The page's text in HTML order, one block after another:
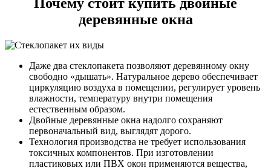
деревянные окна
Даже два стеклопакета позволяют деревянному окну
свободно «дышать». Натуральное дерево обеспечивает
циркуляцию воздуха в помещении, регулирует уровень
влажности, температуру внутри помещения
естественным образом.
Двойные деревянные окна надолго сохраняют
первоначальный вид, выглядят дорого.
Технология производства не требует использования
токсичных компонентов. При изготовлении
пластиковых или ПВХ окон применяются вещества,